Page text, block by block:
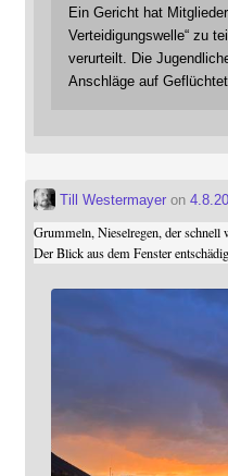
Ein Gericht hat
Verteidigungswelle“ zu
verurteilt. Die
Anschläge auf
Till Westermayeron
Grummeln, Nieselregen, der
Der Blick aus dem Fenster